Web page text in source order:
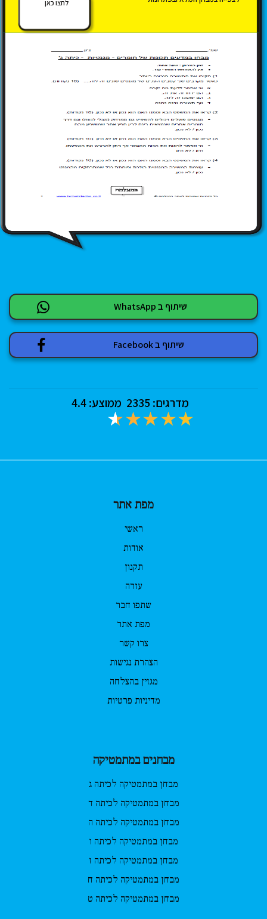
לחצו כאן
שיתוף ב WhatsApp
שיתוף ב Facebook
מדרגים: 2335 ממוצע:4.4
מפת אתר
ראשי
אודות
תקנון
עזרה
שתפו חבר
מפת אתר
צרו קשר
הצהרת נגישות
מגזין בהצלחה
מדיניות פרטיות
מבחנים במתמטיקה
מבחן במתמטיקה לכיתה ג
מבחן במתמטיקה לכיתה ד
מבחן במתמטיקה לכיתה ה
מבחן במתמטיקה לכיתה ו
מבחן במתמטיקה לכיתה ז
מבחן במתמטיקה לכיתה ח
מבחן במתמטיקה לכיתה ט